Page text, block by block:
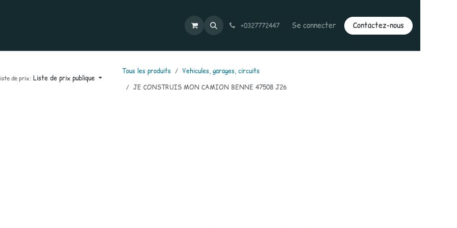
Contactez-nous +0327772447 Se connecter Contactez-nous
de prix: Liste de prix publique
Tous les produits
Vehicules, garages, circuits
JE CONSTRUIS MON CAMION BENNE 47508 J26